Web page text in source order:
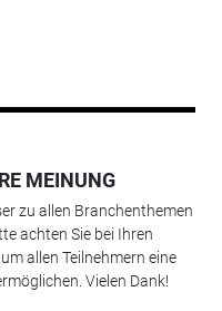
MEINUNG
zu allen Branchenthemen
achten Sie bei Ihren
allen Teilnehmern eine
Vielen Dank!